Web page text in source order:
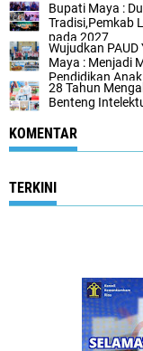
Bupati Maya :
Tradisi,Pemkab
pada 2027
Wujudkan
Maya : Menjadi
Pendidikan
28 Tahun
Benteng
KOMENTAR
TERKINI